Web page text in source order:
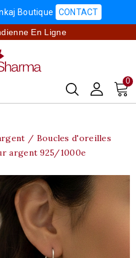
Boutique CONTACT
En Ligne
0
Boucles d'oreilles
argent 925/1000e